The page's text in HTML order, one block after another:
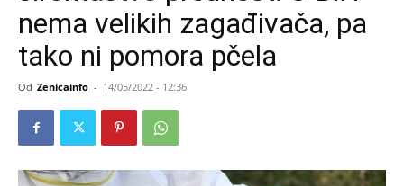
nema velikih zagađivača, pa
tako ni pomora pčela
Od Zenicainfo - 14/05/2022 - 12:36